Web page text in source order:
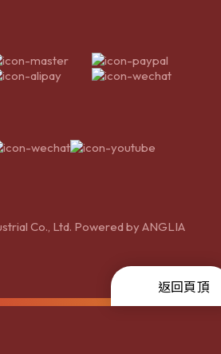
Co., Ltd. Powered byANGLIA
返回頁頂